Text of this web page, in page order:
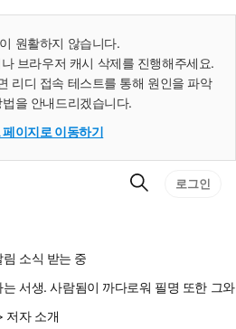
원활하지 않습니다.
브라우저 캐시 삭제를 진행해주세요.
리디 접속 테스트를 통해 원인을 파악
을 안내드리겠습니다.
페이지로 이동하기
검
로그인
림 소식 받는 중
서생. 사람됨이 까다로워 필명 또한 그와
저자 소개